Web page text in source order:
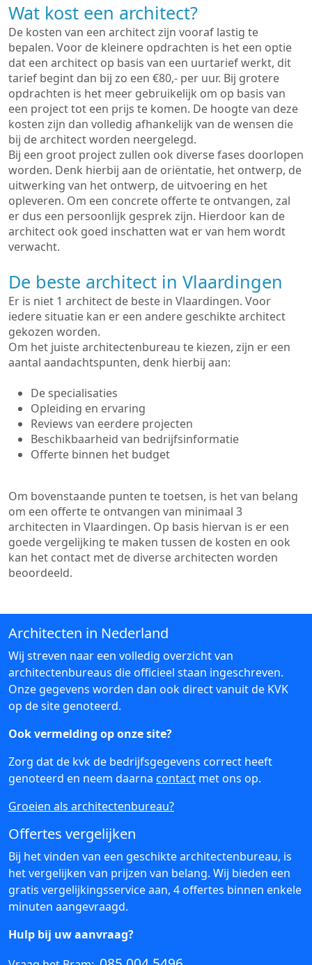
Wat kost een architect?
De kosten van een architect zijn vooraf lastig te
bepalen. Voor de kleinere opdrachten is het een optie
dat een architect op basis van een uurtarief werkt, dit
tarief begint dan bij zo een €80,- per uur. Bij grotere
opdrachten is het meer gebruikelijk om op basis van
een project tot een prijs te komen. De hoogte van deze
kosten zijn dan volledig afhankelijk van de wensen die
bij de architect worden neergelegd.
Bij een groot project zullen ook diverse fases doorlopen
worden. Denk hierbij aan de oriëntatie, het ontwerp, de
uitwerking van het ontwerp, de uitvoering en het
opleveren. Om een concrete offerte te ontvangen, zal
er dus een persoonlijk gesprek zijn. Hierdoor kan de
architect ook goed inschatten wat er van hem wordt
verwacht.
De beste architect in Vlaardingen
Er is niet 1 architect de beste in Vlaardingen. Voor
iedere situatie kan er een andere geschikte architect
gekozen worden.
Om het juiste architectenbureau te kiezen, zijn er een
aantal aandachtspunten, denk hierbij aan:
De specialisaties
Opleiding en ervaring
Reviews van eerdere projecten
Beschikbaarheid van bedrijfsinformatie
Offerte binnen het budget
Om bovenstaande punten te toetsen, is het van belang
om een offerte te ontvangen van minimaal 3
architecten in Vlaardingen. Op basis hiervan is er een
goede vergelijking te maken tussen de kosten en ook
kan het contact met de diverse architecten worden
beoordeeld.
Architecten in Nederland
Wij streven naar een volledig overzicht van
architectenbureaus die officieel staan ingeschreven.
Onze gegevens worden dan ook direct vanuit de KVK
op de site genoteerd.
Ook vermelding op onze site?
Zorg dat de kvk de bedrijfsgegevens correct heeft
genoteerd en neem daarna contact met ons op.
Groeien als architectenbureau?
Offertes vergelijken
Bij het vinden van een geschikte architectenbureau, is
het vergelijken van prijzen van belang. Wij bieden een
gratis vergelijkingsservice aan, 4 offertes binnen enkele
minuten aangevraagd.
Hulp bij uw aanvraag?